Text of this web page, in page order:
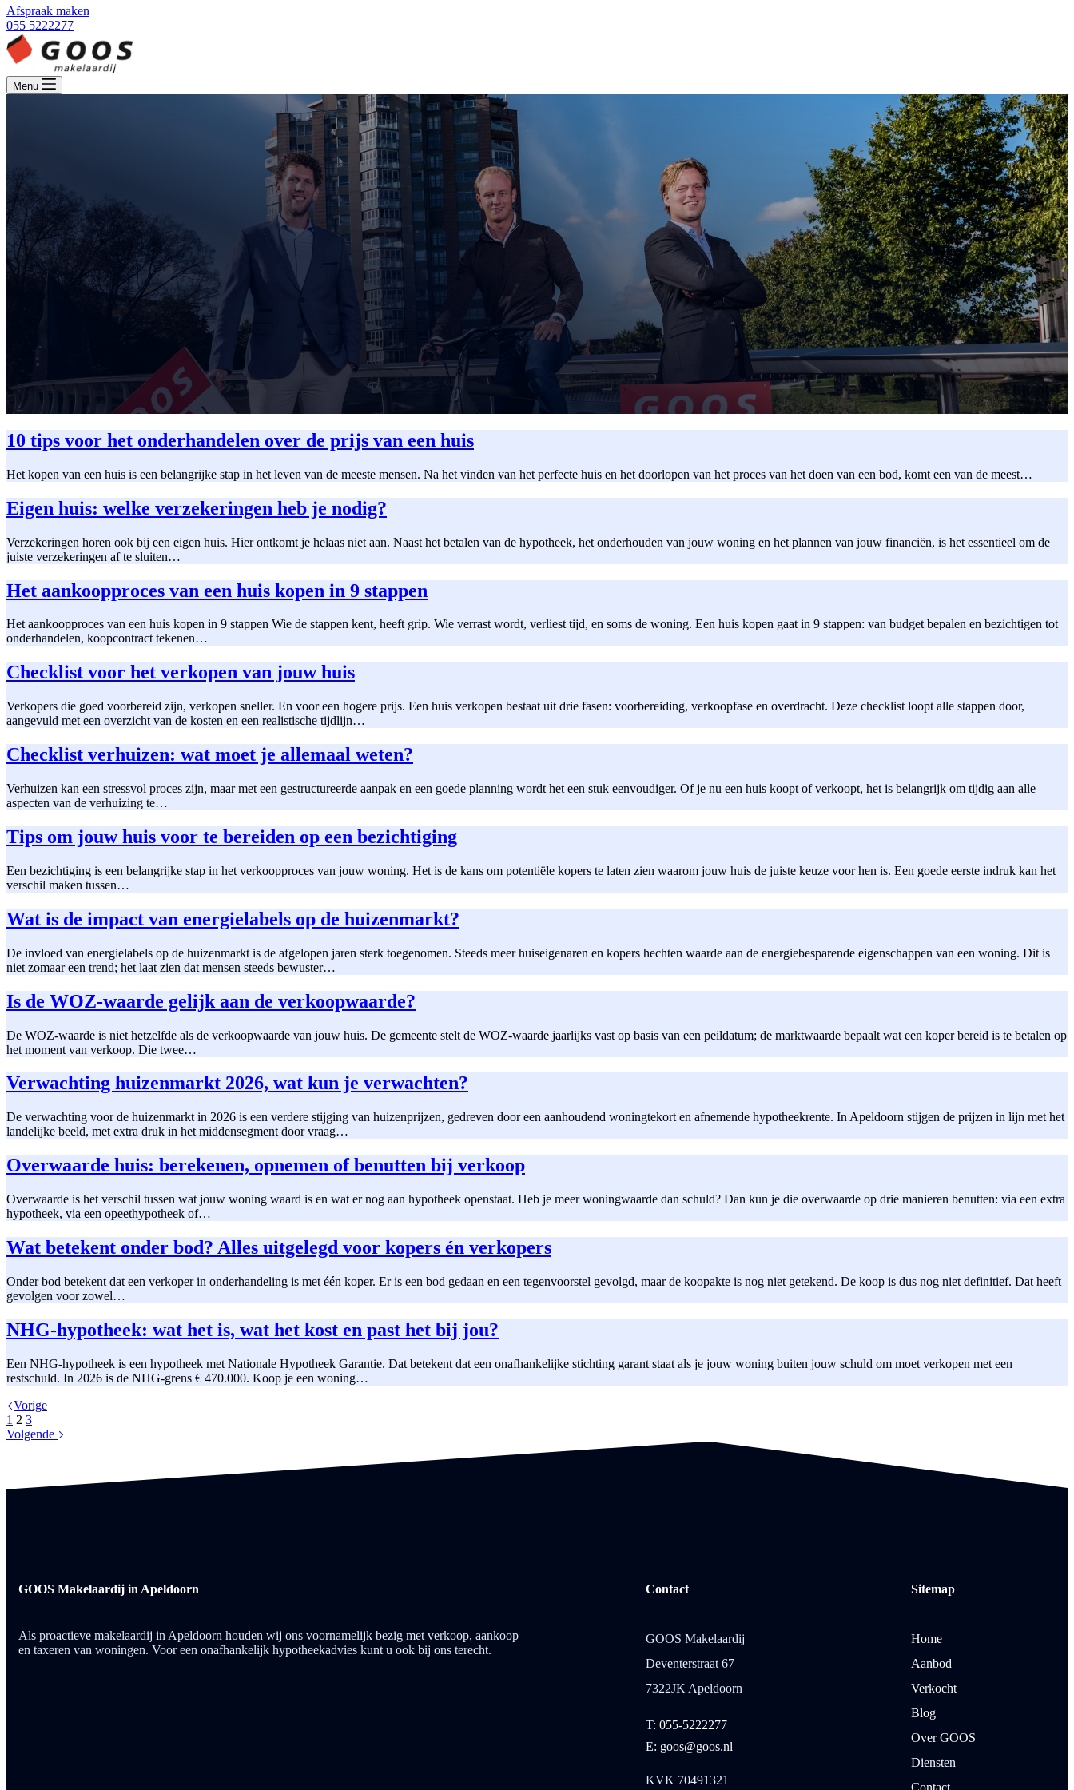
Afspraak maken
055 5222277
Menu
10 tips voor het onderhandelen over de prijs van een huis
Het kopen van een huis is een belangrijke stap in het leven van de meeste mensen. Na het vinden van het perfecte huis en het doorlopen van het proces van het doen van een bod, komt een van de meest…
Eigen huis: welke verzekeringen heb je nodig?
Verzekeringen horen ook bij een eigen huis. Hier ontkomt je helaas niet aan. Naast het betalen van de hypotheek, het onderhouden van jouw woning en het plannen van jouw financiën, is het essentieel om de
juiste verzekeringen af te sluiten…
Het aankoopproces van een huis kopen in 9 stappen
Het aankoopproces van een huis kopen in 9 stappen Wie de stappen kent, heeft grip. Wie verrast wordt, verliest tijd, en soms de woning. Een huis kopen gaat in 9 stappen: van budget bepalen en bezichtigen tot
onderhandelen, koopcontract tekenen…
Checklist voor het verkopen van jouw huis
Verkopers die goed voorbereid zijn, verkopen sneller. En voor een hogere prijs. Een huis verkopen bestaat uit drie fasen: voorbereiding, verkoopfase en overdracht. Deze checklist loopt alle stappen door,
aangevuld met een overzicht van de kosten en een realistische tijdlijn…
Checklist verhuizen: wat moet je allemaal weten?
Verhuizen kan een stressvol proces zijn, maar met een gestructureerde aanpak en een goede planning wordt het een stuk eenvoudiger. Of je nu een huis koopt of verkoopt, het is belangrijk om tijdig aan alle
aspecten van de verhuizing te…
Tips om jouw huis voor te bereiden op een bezichtiging
Een bezichtiging is een belangrijke stap in het verkoopproces van jouw woning. Het is de kans om potentiële kopers te laten zien waarom jouw huis de juiste keuze voor hen is. Een goede eerste indruk kan het
verschil maken tussen…
Wat is de impact van energielabels op de huizenmarkt?
De invloed van energielabels op de huizenmarkt is de afgelopen jaren sterk toegenomen. Steeds meer huiseigenaren en kopers hechten waarde aan de energiebesparende eigenschappen van een woning. Dit is
niet zomaar een trend; het laat zien dat mensen steeds bewuster…
Is de WOZ-waarde gelijk aan de verkoopwaarde?
De WOZ-waarde is niet hetzelfde als de verkoopwaarde van jouw huis. De gemeente stelt de WOZ-waarde jaarlijks vast op basis van een peildatum; de marktwaarde bepaalt wat een koper bereid is te betalen op
het moment van verkoop. Die twee…
Verwachting huizenmarkt 2026, wat kun je verwachten?
De verwachting voor de huizenmarkt in 2026 is een verdere stijging van huizenprijzen, gedreven door een aanhoudend woningtekort en afnemende hypotheekrente. In Apeldoorn stijgen de prijzen in lijn met het
landelijke beeld, met extra druk in het middensegment door vraag…
Overwaarde huis: berekenen, opnemen of benutten bij verkoop
Overwaarde is het verschil tussen wat jouw woning waard is en wat er nog aan hypotheek openstaat. Heb je meer woningwaarde dan schuld? Dan kun je die overwaarde op drie manieren benutten: via een extra
hypotheek, via een opeethypotheek of…
Wat betekent onder bod? Alles uitgelegd voor kopers én verkopers
Onder bod betekent dat een verkoper in onderhandeling is met één koper. Er is een bod gedaan en een tegenvoorstel gevolgd, maar de koopakte is nog niet getekend. De koop is dus nog niet definitief. Dat heeft
gevolgen voor zowel…
NHG-hypotheek: wat het is, wat het kost en past het bij jou?
Een NHG-hypotheek is een hypotheek met Nationale Hypotheek Garantie. Dat betekent dat een onafhankelijke stichting garant staat als je jouw woning buiten jouw schuld om moet verkopen met een
restschuld. In 2026 is de NHG-grens € 470.000. Koop je een woning…
Vorige
1 2 3
Volgende
GOOS Makelaardij in Apeldoorn
Als proactieve makelaardij in Apeldoorn houden wij ons voornamelijk bezig met verkoop, aankoop
en taxeren van woningen. Voor een onafhankelijk hypotheekadvies kunt u ook bij ons terecht.
Contact
GOOS Makelaardij
Deventerstraat 67
7322JK Apeldoorn
T: 055-5222277
E: goos@goos.nl
KVK 70491321
Sitemap
Home
Aanbod
Verkocht
Blog
Over GOOS
Diensten
Contact